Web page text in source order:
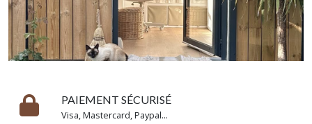
PAIEMENT SÉCURISÉ
Visa, Mastercard, Paypal...